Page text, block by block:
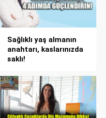
Sağlıklı yaş almanın
anahtarı, kaslarınızda
saklı!